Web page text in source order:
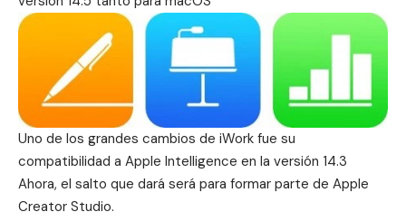
Uno de los grandes cambios de iWork fue su
compatibilidad a Apple Intelligence en la versión 14.3
Ahora, el salto que dará será para formar parte de Apple
Creator Studio.